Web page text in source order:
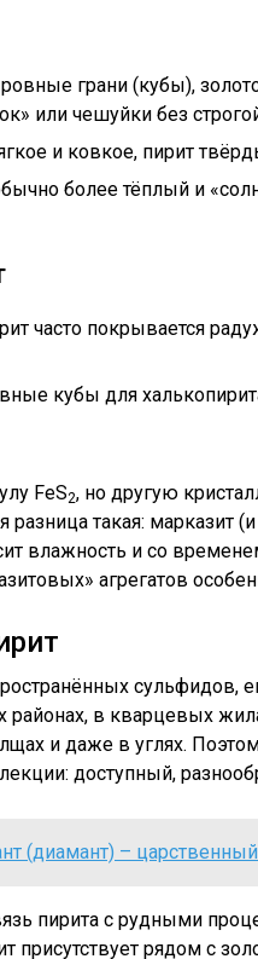
ровные грани (кубы),
или чешуйки без
и ковкое, пирит
более тёплый и
часто покрывается
кубы для
FeS2, но другую
разница такая: марказит
влажность и со
агрегатов
сульфидов,
районах, в кварцевых
и даже в углях.
доступный,
(диамант) –
пирита с рудными
присутствует рядом с